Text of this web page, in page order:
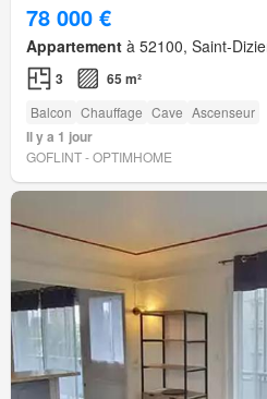
78 000 €
Appartement à 52100, Saint-
3 65 m²
Balcon Chauffage Cave Ascenseur
Il y a 1 jour
GOFLINT - OPTIMHOME